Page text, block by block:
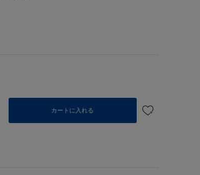
カートに入れる